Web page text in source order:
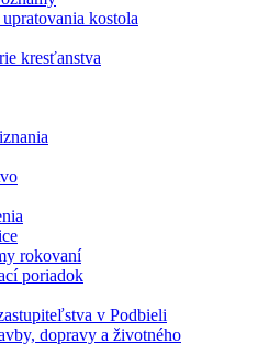
kostola
kresťanstva
rokovaní
poriadok
v Podbieli
dopravy a životného